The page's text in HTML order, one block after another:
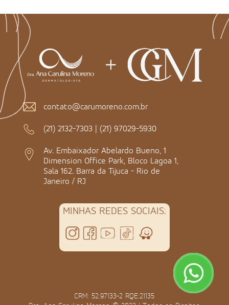
contato@carumoreno.com.br
(21) 2132-7303 | (21) 97029-5930
Av. Embaixador Abelardo Bueno, 1
Dimension Office Park, Bloco Lagoa 1,
Sala 162. Barra da Tijuca - Rio de
Janeiro / RJ
MINHAS REDES SOCIAIS:
CRM: 52.97133-2 RQE:21135